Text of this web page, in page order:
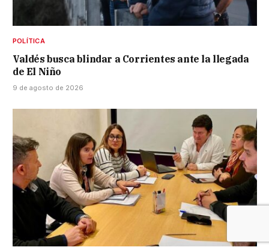
POLÍTICA
Valdés busca blindar a Corrientes ante la llegada
de El Niño
9 de agosto de 2026